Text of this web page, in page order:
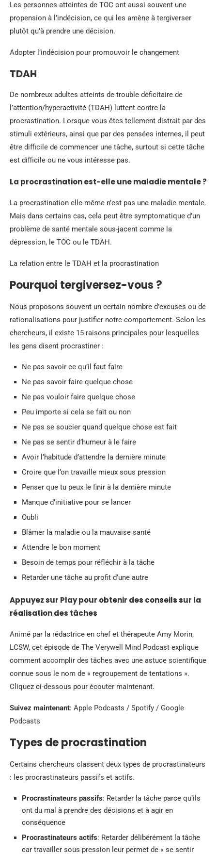
Les personnes atteintes de TOC ont aussi souvent une
propension à l’indécision, ce qui les amène à tergiverser
plutôt qu’à prendre une décision.
Adopter l’indécision pour promouvoir le changement
TDAH
De nombreux adultes atteints de trouble déficitaire de
l’attention/hyperactivité (TDAH) luttent contre la
procrastination. Lorsque vous êtes tellement distrait par des
stimuli extérieurs, ainsi que par des pensées internes, il peut
être difficile de commencer une tâche, surtout si cette tâche
est difficile ou ne vous intéresse pas.
La procrastination est-elle une maladie mentale ?
La procrastination elle-même n’est pas une maladie mentale.
Mais dans certains cas, cela peut être symptomatique d’un
problème de santé mentale sous-jacent comme la
dépression, le TOC ou le TDAH.
La relation entre le TDAH et la procrastination
Pourquoi tergiversez-vous ?
Nous proposons souvent un certain nombre d’excuses ou de
rationalisations pour justifier notre comportement. Selon les
chercheurs, il existe 15 raisons principales pour lesquelles
les gens disent procrastiner :
Ne pas savoir ce qu’il faut faire
Ne pas savoir faire quelque chose
Ne pas vouloir faire quelque chose
Peu importe si cela se fait ou non
Ne pas se soucier quand quelque chose est fait
Ne pas se sentir d’humeur à le faire
Avoir l’habitude d’attendre la dernière minute
Croire que l’on travaille mieux sous pression
Penser que tu peux le finir à la dernière minute
Manque d’initiative pour se lancer
Oubli
Blâmer la maladie ou la mauvaise santé
Attendre le bon moment
Besoin de temps pour réfléchir à la tâche
Retarder une tâche au profit d’une autre
Appuyez sur Play pour obtenir des conseils sur la
réalisation des tâches
Animé par la rédactrice en chef et thérapeute Amy Morin,
LCSW, cet épisode de The Verywell Mind Podcast explique
comment accomplir des tâches avec une astuce scientifique
connue sous le nom de « regroupement de tentations ».
Cliquez ci-dessous pour écouter maintenant.
Suivez maintenant: Apple Podcasts / Spotify / Google
Podcasts
Types de procrastination
Certains chercheurs classent deux types de procrastinateurs
: les procrastinateurs passifs et actifs.
Procrastinateurs passifs: Retarder la tâche parce qu’ils
ont du mal à prendre des décisions et à agir en
conséquence
Procrastinateurs actifs: Retarder délibérément la tâche
car travailler sous pression leur permet de « se sentir